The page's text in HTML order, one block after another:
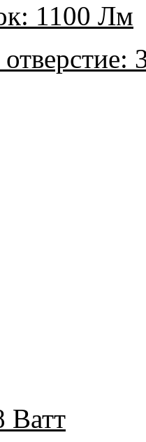
1100 Лм
Ватт